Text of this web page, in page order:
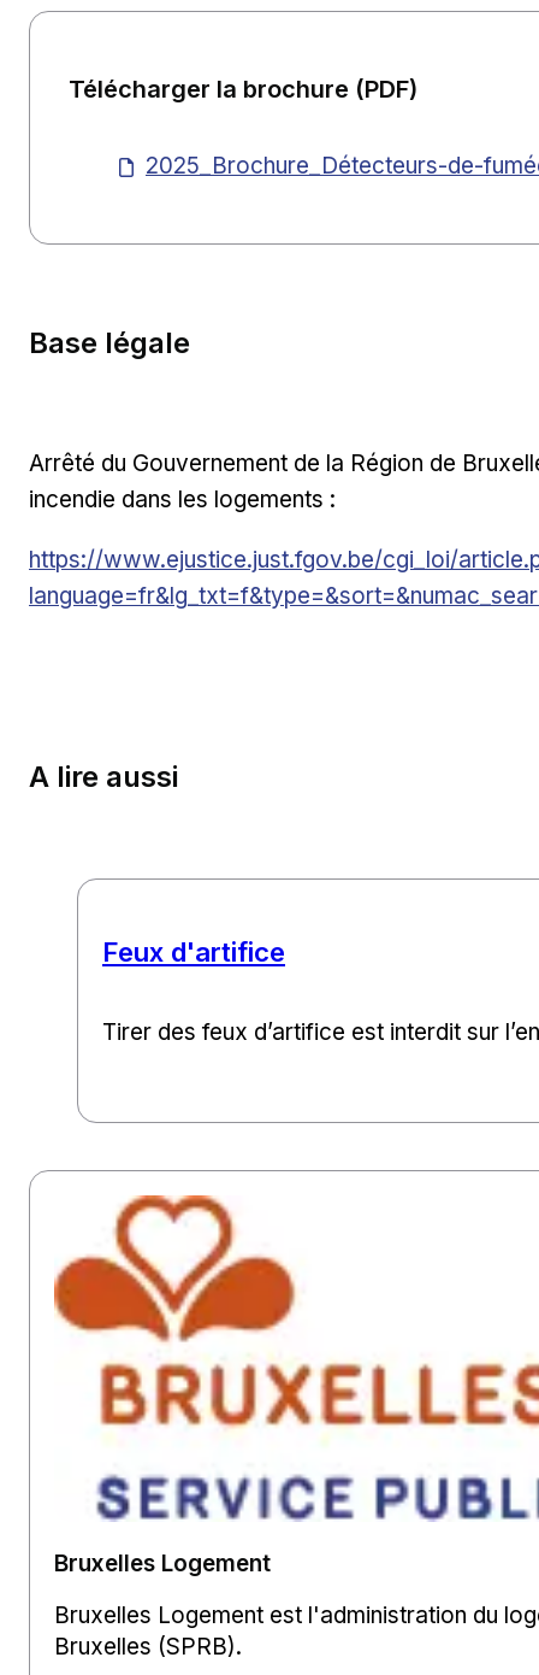
Télécharger la brochure (PDF)
2025_Brochure_Détecteurs-de-
Base légale
Arrêté du Gouvernement de la Région de
incendie dans les logements :
Lien externe
https://www.ejustice.just.fgov.be/cgi_loi/
A lire aussi
Feux d'artifice
Tirer des feux d’artifice est interdit sur
Bruxelles Logement
Bruxelles Logement est l'administration du
Bruxelles (SPRB).